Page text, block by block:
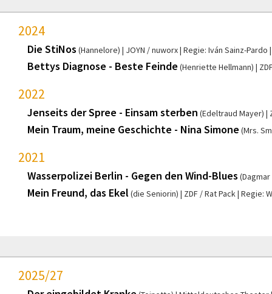
2024
Die StiNos (Hannelore) JOYN / nuworx Regie: Iván Sainz-Pardo
Bettys Diagnose - Beste Feinde (Henriette Hellmann)
2022
Jenseits der Spree - Einsam sterben (Edeltraud Mayer)
Mein Traum, meine Geschichte - Nina Simone (Mrs.
2021
Wasserpolizei Berlin - Gegen den Wind-Blues
Mein Freund, das Ekel (die Seniorin) ZDF / Rat Pack Regie:
2025/27